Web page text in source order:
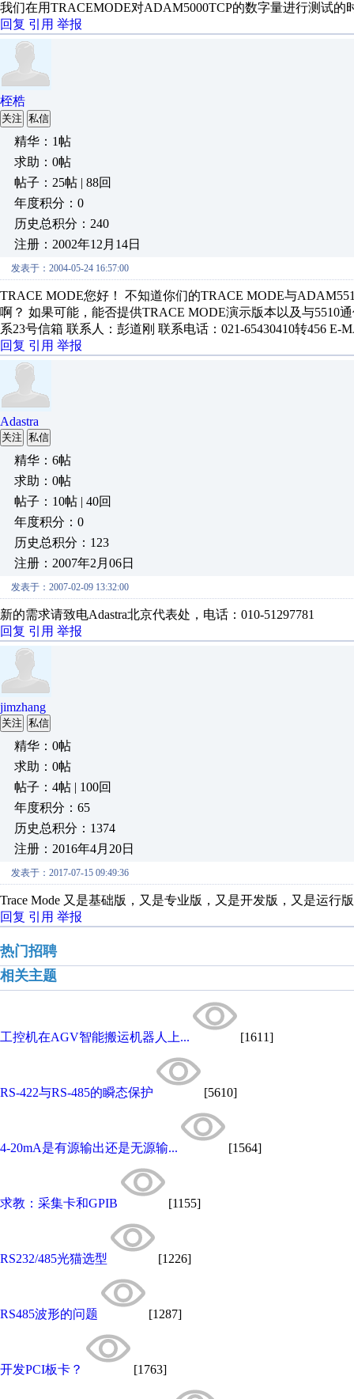
我们在用TRACEMODE对ADAM5000TCP的数字量进行测试
回复 引用 举报
桎梏
关注 私信
精华：1帖
求助：0帖
帖子：25帖 | 88回
年度积分：0
历史总积分：240
注册：2002年12月14日
发表于：2004-05-24 16:57:00
TRACE MODE您好！ 不知道你们的TRACE MODE与
啊？ 如果可能，能否提供TRACE MODE演示版本以及与5510
系23号信箱 联系人：彭道刚 联系电话：021-65430410转456 E-
回复 引用 举报
Adastra
关注 私信
精华：6帖
求助：0帖
帖子：10帖 | 40回
年度积分：0
历史总积分：123
注册：2007年2月06日
发表于：2007-02-09 13:32:00
新的需求请致电Adastra北京代表处，电话：010-51297781
回复 引用 举报
jimzhang
关注 私信
精华：0帖
求助：0帖
帖子：4帖 | 100回
年度积分：65
历史总积分：1374
注册：2016年4月20日
发表于：2017-07-15 09:49:36
Trace Mode 又是基础版，又是专业版，又是开发版，又是运行
回复 引用 举报
热门招聘
相关主题
工控机在AGV智能搬运机器人上... [1611]
RS-422与RS-485的瞬态保护 [5610]
4-20mA是有源输出还是无源输... [1564]
求教：采集卡和GPIB [1155]
RS232/485光猫选型 [1226]
RS485波形的问题 [1287]
开发PCI板卡？ [1763]